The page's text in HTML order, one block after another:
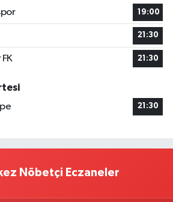
19:00
21:30
21:30
21:30
Nöbetçi Eczaneler